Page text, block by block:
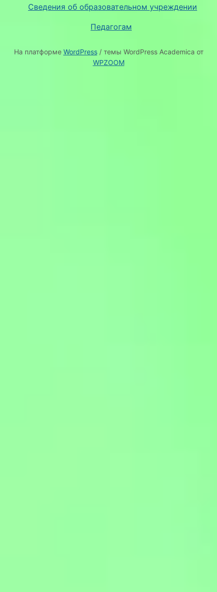
Сведения об образовательном учреждении
Педагогам
На платформе WordPress/ темы WordPress Academica от
WPZOOM